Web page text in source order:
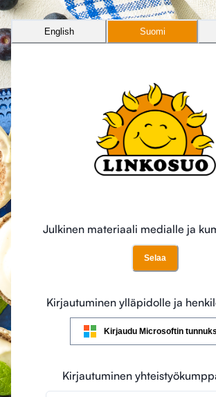
Julkinen materiaali medialle ja
Selaa
Kirjautuminen ylläpidolle ja
Kirjaudu Microsoftin
Kirjautuminen
English Suomi